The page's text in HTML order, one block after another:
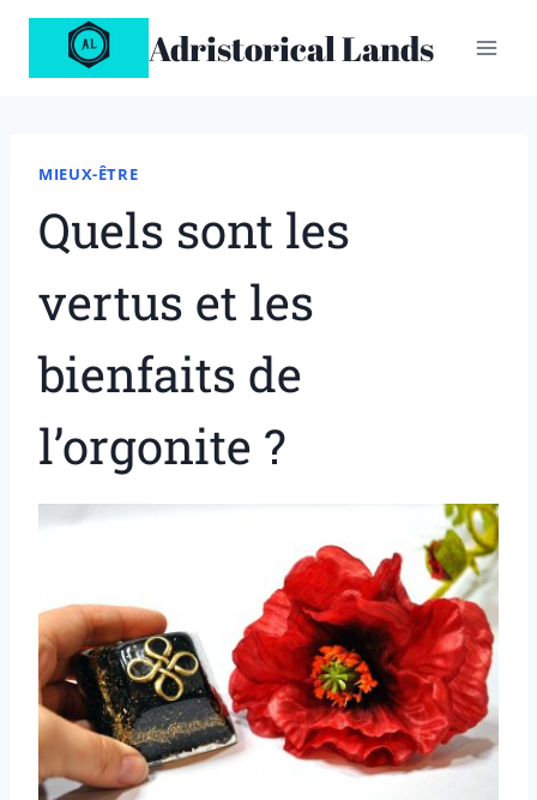
Aller
contenu
Adristorical Lands
MIEUX-ÊTRE
Quels sont les
vertus et les
bienfaits de
l’orgonite ?